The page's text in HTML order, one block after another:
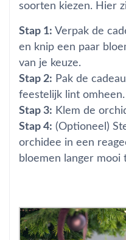
soorten kiezen. Hier
Stap 1: Verpak de
en knip een paar
van je keuze.
Stap 2: Pak de
feestelijk lint omheen.
Stap 3: Klem de
Stap 4: (Optioneel)
orchidee in een
bloemen langer mooi